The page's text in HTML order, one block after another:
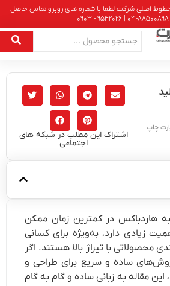
اصلی شرکت لطفا با شماره های روبرو تماس حاصل
چاپ
اشتراک این مطلب در شبکه های
اجتماعی
هاردباکس در کمترین زمان ممکن
زیادی دارد، به‌ویژه برای کسانی
محصولاتی با تیراژ بالا هستند. اگر
روش‌های ساده و سریع برای طراحی و
مقاله به زبانی ساده و گام به گام